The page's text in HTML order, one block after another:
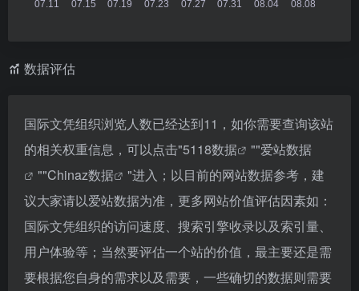
数据评估
国际文凭组织浏览人数已经达到11，如你需要查询该站
的相关权重信息，可以点击"5118数据 ""爱站数据
""Chinaz数据
"进入；以目前的网站数据参考，建
议大家请以爱站数据为准，更多网站价值评估因素如：
国际文凭组织的访问速度、搜索引擎收录以及索引量、
用户体验等；当然要评估一个站的价值，最主要还是需
要根据您自身的需求以及需要，一些确切的数据则需要